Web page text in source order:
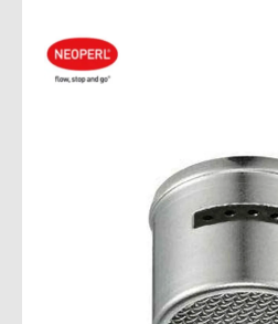
Bildergalerie überspringen